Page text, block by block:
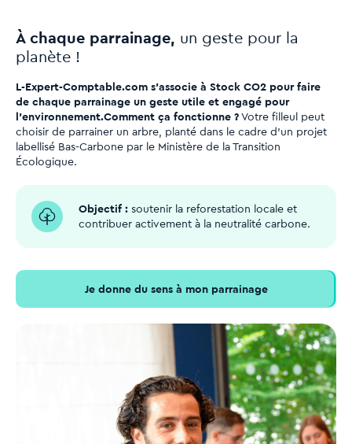
À chaque parrainage, un geste pour la
planète !
L-Expert-Comptable.com s’associe à Stock CO2 pour faire
de chaque parrainage un geste utile et engagé pour
l’environnement.Comment ça fonctionne ?Votre filleul peut
choisir de parrainer un arbre, planté dans le cadre d’un projet
labellisé Bas-Carbone par le Ministère de la Transition
Écologique.
Objectif : soutenir la reforestation locale et
contribuer activement à la neutralité carbone.
Je donne du sens à mon parrainage